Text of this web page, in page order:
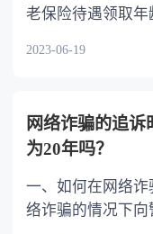
老保险待遇领取年
2023-06-19
网络诈骗的追
为20年吗？
一、如何在网络
络诈骗的情况下向